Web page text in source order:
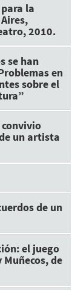
la
2010.
se han
en
sobre el
un artista
de un
el juego
de